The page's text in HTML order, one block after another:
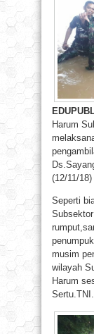
Harum
(12/11/18)
Seperti
musim
wilayah
Harum